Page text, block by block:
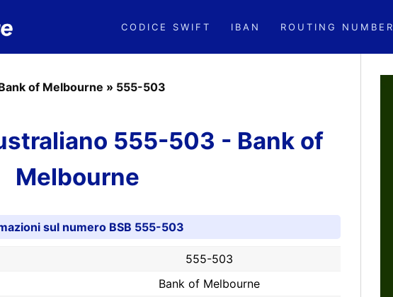
CODICE SWIFT IBAN ROUTING NUMBER
of Melbourne » 555-503
555-503 - Bank of
Melbourne
sul numero BSB 555-503
555-503
Bank of Melbourne